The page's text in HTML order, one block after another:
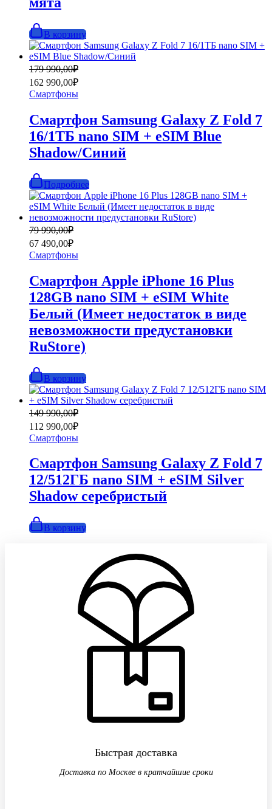
В корзину
179 990,00₽
Первоначальная
цена
составляла
179
162 990,00₽
Текущая
цена:
162
990,00₽.
Смартфоны
Смартфон Samsung Galaxy Z Fold 7
16/1ТБ nano SIM + eSIM Blue
Shadow/Синий
Подробнее
79 990,00₽
Первоначальная
цена
составляла
79
67 490,00₽
Текущая
цена:
67
490,00₽.
Смартфоны
Смартфон Apple iPhone 16 Plus
128GB nano SIM + eSIM White
Белый (Имеет недостаток в виде
невозможности предустановки
RuStore)
В корзину
149 990,00₽
Первоначальная
цена
составляла
149
990,00₽.
112 990,00₽
Текущая
цена:
112
990,00₽.
Смартфоны
Смартфон Samsung Galaxy Z Fold 7
12/512ГБ nano SIM + eSIM Silver
Shadow серебристый
В корзину
Быстрая доставка
Доставка по Москве в кратчайшие сроки